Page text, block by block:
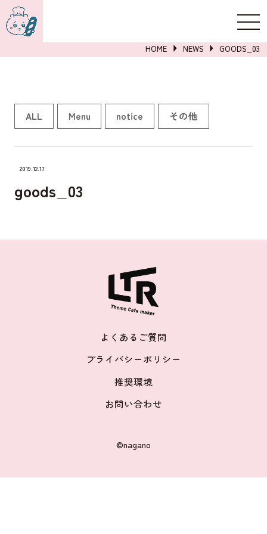
詳しくはこちら
HOME NEWS GOODS_03
ALL Menu notice その他
2019.12.17
goods_03
よくあるご質問
プライバシーポリシー
推奨環境
お問い合わせ
©nagano